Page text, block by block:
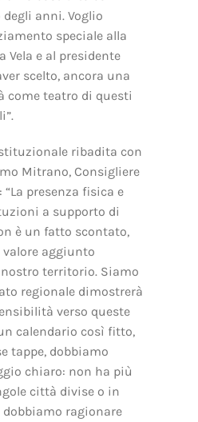
anni. Voglio
speciale alla
Vela e al presidente
scelto, ancora una
come teatro di questi
ribadita con
Mitrano, Consigliere
“La presenza fisica e
a supporto di
è un fatto scontato,
aggiunto
territorio. Siamo
regionale dimostrerà
verso queste
calendario così fitto,
tappe, dobbiamo
chiaro: non ha più
città divise o in
dobbiamo ragionare